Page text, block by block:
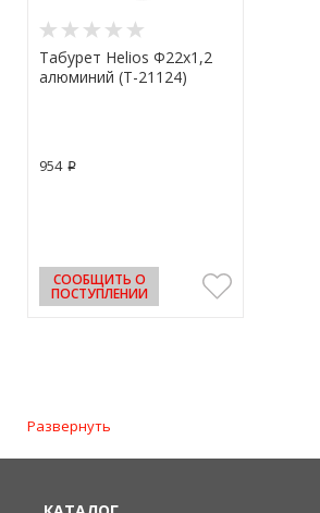
Табурет Helios Ф22х1,2
алюминий (Т-21124)
954 p
СООБЩИТЬ О
ПОСТУПЛЕНИИ
Развернуть